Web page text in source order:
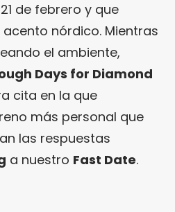
de febrero y que
nórdico. Mientras
el ambiente,
Days for Diamond
cita en la que
más personal que
las respuestas
a nuestro Fast Date.